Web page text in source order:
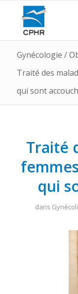
Gynécologie /
Traité des
qui sont
Traité
qui
dans